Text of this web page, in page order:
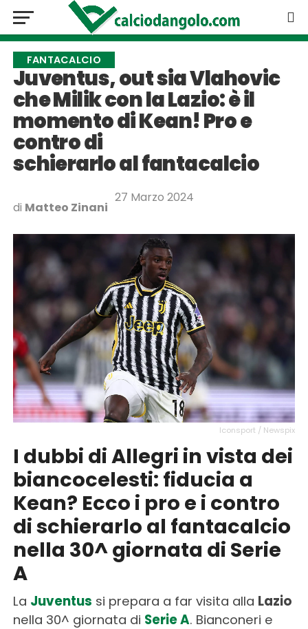
FANTACALCIO
Juventus, out sia Vlahovic
che Milik con la Lazio: è il
momento di Kean! Pro e
contro di
schierarlo al fantacalcio
di Matteo Zinani
27 Marzo 2024
Iconsport / Newspix
I dubbi di Allegri in vista dei
biancocelesti: fiducia a
Kean? Ecco i pro e i contro
di schierarlo al fantacalcio
nella 30^ giornata di Serie
A
La Juventus si prepara a far visita alla Lazio
nella 30^ giornata di Serie A. Bianconeri e